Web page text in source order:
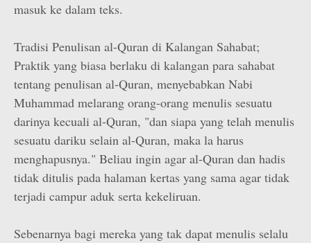
masuk ke dalam teks.
Tradisi Penulisan al-Quran di Kalangan Sahabat;
Praktik yang biasa berlaku di kalangan para sahabat
tentang penulisan al-Quran, menyebabkan Nabi
Muhammad melarang orang-orang menulis sesuatu
darinya kecuali al-Quran, "dan siapa yang telah menulis
sesuatu dariku selain al-Quran, maka la harus
menghapusnya." Beliau ingin agar al-Quran dan hadis
tidak ditulis pada halaman kertas yang sama agar tidak
terjadi campur aduk serta kekeliruan.
Sebenarnya bagi mereka yang tak dapat menulis selalu